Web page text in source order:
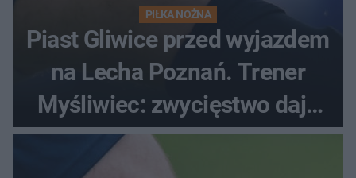
PIŁKA NOŻNA
Piast Gliwice przed wyjazdem
na Lecha Poznań. Trener
Myśliwiec: zwycięstwo daje
satysfakcję